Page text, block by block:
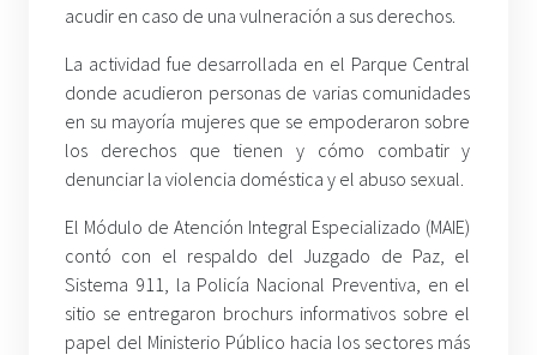
acudir en caso de una vulneración a sus derechos.
La actividad fue desarrollada en el Parque Central
donde acudieron personas de varias comunidades
en su mayoría mujeres que se empoderaron sobre
los derechos que tienen y cómo combatir y
denunciar la violencia doméstica y el abuso sexual.
El Módulo de Atención Integral Especializado (MAIE)
contó con el respaldo del Juzgado de Paz, el
Sistema 911, la Policía Nacional Preventiva, en el
sitio se entregaron brochurs informativos sobre el
papel del Ministerio Público hacia los sectores más